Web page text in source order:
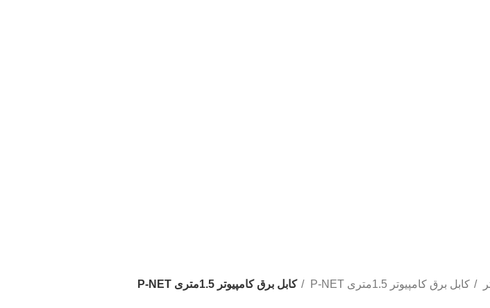
کابل برق کامپیوتر 1.5ﻣﺘﺮی P-NET
کابل برق کامپیوتر 1.5ﻣﺘﺮی P-NET